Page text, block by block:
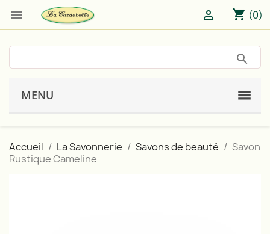
 shopping_cart (0)

MENU
Accueil La Savonnerie Savons de beauté
Savon
Rustique Cameline